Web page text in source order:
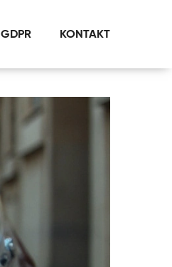
GDPR KONTAKT